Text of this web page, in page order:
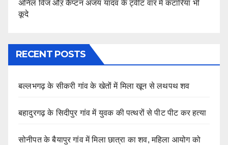
अनिल विज औऱ कैप्टन अजय यादव के ट्वीट वार में कटारिया भी
कूदे
RECENT POSTS
बल्लभगढ़ के सीकरी गांव के खेतों में मिला खून से लथपथ शव
बहादुरगढ़ के सिदीपुर गांव में युवक की पत्थरों से पीट पीट कर हत्या
सोनीपत के बैयापुर गांव में मिला छात्रा का शव, महिला आयोग को